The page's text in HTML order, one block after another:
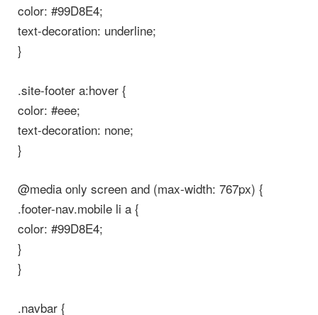
color: #99D8E4;
text-decoration: underline;
}
.site-footer a:hover {
color: #eee;
text-decoration: none;
}
@media only screen and (max-width: 767px) {
.footer-nav.mobile li a {
color: #99D8E4;
}
}
.navbar {